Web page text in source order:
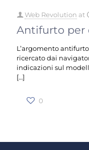
Web Revolution at
Antifurto per
L’argomento
ricercato dai
indicazioni sul
[…]
0